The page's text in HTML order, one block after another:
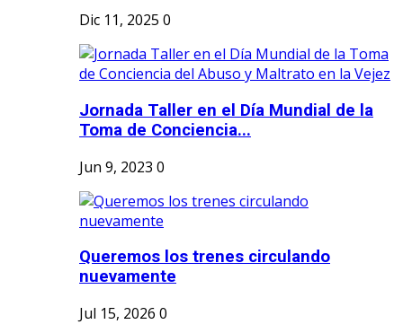
Dic 11, 2025 0
Jornada Taller en el Día Mundial de la
Toma de Conciencia...
Jun 9, 2023 0
Queremos los trenes circulando
nuevamente
Jul 15, 2026 0